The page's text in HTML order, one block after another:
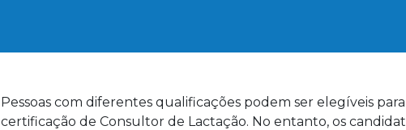
Pessoas com diferentes qualificações podem ser elegíveis
certificação de Consultor de Lactação. No entanto, os